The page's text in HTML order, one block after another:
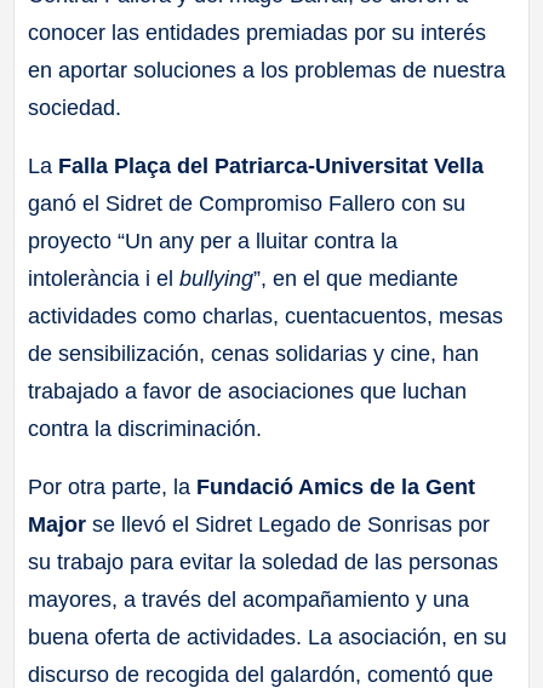
conocer las entidades premiadas por su interés
en aportar soluciones a los problemas de nuestra
sociedad.
La Falla Plaça del Patriarca-Universitat Vella
ganó el Sidret de Compromiso Fallero con su
proyecto “Un any per a lluitar contra la
intolerància i elbullying”, en el que mediante
actividades como charlas, cuentacuentos, mesas
de sensibilización, cenas solidarias y cine, han
trabajado a favor de asociaciones que luchan
contra la discriminación.
Por otra parte, la Fundació Amics de la Gent
Major se llevó el Sidret Legado de Sonrisas por
su trabajo para evitar la soledad de las personas
mayores, a través del acompañamiento y una
buena oferta de actividades. La asociación, en su
discurso de recogida del galardón, comentó que